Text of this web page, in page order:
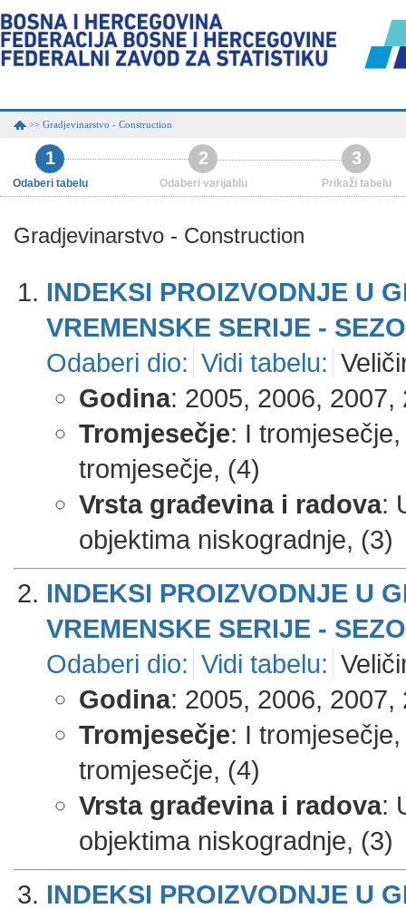
>> Gradjevinarstvo - Construction
1
Odaberi tabelu
2
Odaberi varijablu
3
Prikaži tabelu
Gradjevinarstvo - Construction
INDEKSI PROIZVODNJE U
VREMENSKE SERIJE -
Odaberi dio: Vidi tabelu:
Godina: 2005, 2006,
Tromjesečje: I
tromjesečje, (4)
Vrsta građevina i radova:
objektima niskogradnje, (3)
INDEKSI PROIZVODNJE U
VREMENSKE SERIJE -
Odaberi dio: Vidi tabelu:
Godina: 2005, 2006,
Tromjesečje: I
tromjesečje, (4)
Vrsta građevina i radova:
objektima niskogradnje, (3)
INDEKSI PROIZVODNJE U